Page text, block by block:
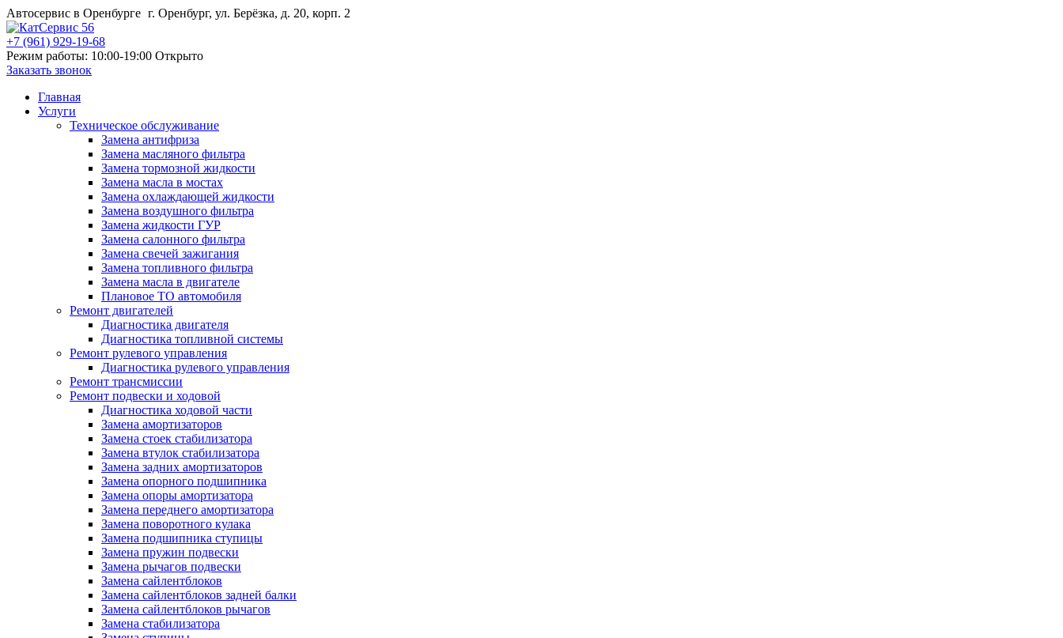
Автосервис в Оренбурге г. Оренбург, ул. Берёзка, д. 20, корп. 2
+7 (961) 929-19-68
Режим работы: 10:00-19:00 Открыто
Заказать звонок
Главная
Услуги
Техническое обслуживание
Замена антифриза
Замена масляного фильтра
Замена тормозной жидкости
Замена масла в мостах
Замена охлаждающей жидкости
Замена воздушного фильтра
Замена жидкости ГУР
Замена салонного фильтра
Замена свечей зажигания
Замена топливного фильтра
Замена масла в двигателе
Плановое ТО автомобиля
Ремонт двигателей
Диагностика двигателя
Диагностика топливной системы
Ремонт рулевого управления
Диагностика рулевого управления
Ремонт трансмиссии
Ремонт подвески и ходовой
Диагностика ходовой части
Замена амортизаторов
Замена стоек стабилизатора
Замена втулок стабилизатора
Замена задних амортизаторов
Замена опорного подшипника
Замена опоры амортизатора
Замена переднего амортизатора
Замена поворотного кулака
Замена подшипника ступицы
Замена пружин подвески
Замена рычагов подвески
Замена сайлентблоков
Замена сайлентблоков задней балки
Замена сайлентблоков рычагов
Замена стабилизатора